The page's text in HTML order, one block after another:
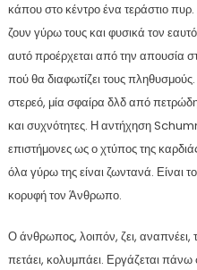
κάπου στο κέντρο ένα τεράστιο
ζουν γύρω τους και φυσικά τον
αυτό προέρχεται από την απουσία
πού θα διαφωτίζει τους
στερεό, μία σφαίρα δλδ από πετρώδη
και συχνότητες. Η αντήχηση
επιστήμονες ως ο χτύπος της
όλα γύρω της είναι ζωντανά. Είναι
κορυφή τον Άνθρωπο.
Ο άνθρωπος, λοιπόν, ζει, αναπνέει,
πετάει, κολυμπάει. Εργάζεται